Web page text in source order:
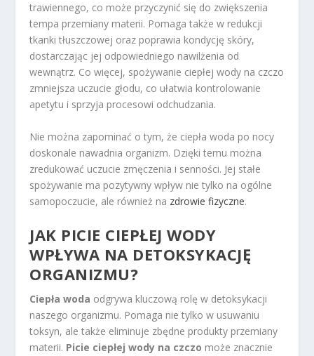
trawiennego, co może przyczynić się do zwiększenia
tempa przemiany materii. Pomaga także w redukcji
tkanki tłuszczowej oraz poprawia kondycję skóry,
dostarczając jej odpowiedniego nawilżenia od
wewnątrz. Co więcej, spożywanie ciepłej wody na czczo
zmniejsza uczucie głodu, co ułatwia kontrolowanie
apetytu i sprzyja procesowi odchudzania.
Nie można zapominać o tym, że ciepła woda po nocy
doskonale nawadnia organizm. Dzięki temu można
zredukować uczucie zmęczenia i senności. Jej stałe
spożywanie ma pozytywny wpływ nie tylko na ogólne
samopoczucie, ale również na zdrowie fizyczne.
JAK PICIE CIEPŁEJ WODY
WPŁYWA NA DETOKSYKACJĘ
ORGANIZMU?
Ciepła woda odgrywa kluczową rolę w detoksykacji
naszego organizmu. Pomaga nie tylko w usuwaniu
toksyn, ale także eliminuje zbędne produkty przemiany
materii. Picie ciepłej wody na czczo może znacznie